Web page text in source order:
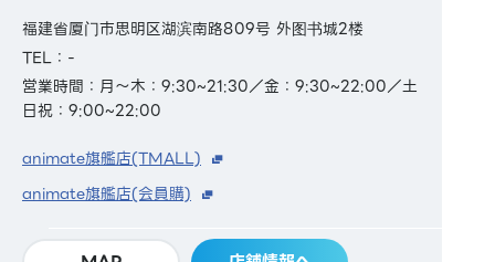
福建省厦门市思明区湖滨南路809号 外图书城2楼
TEL：-
営業時間：月～木：9:30~21:30／金：9:30~22:00／土
日祝：9:00~22:00
animate旗艦店(TMALL)
animate旗艦店(会員購)